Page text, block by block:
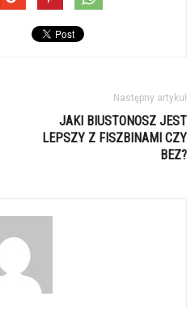
Następny artykuł
JAKI BIUSTONOSZ JEST
LEPSZY Z FISZBINAMI CZY
BEZ?